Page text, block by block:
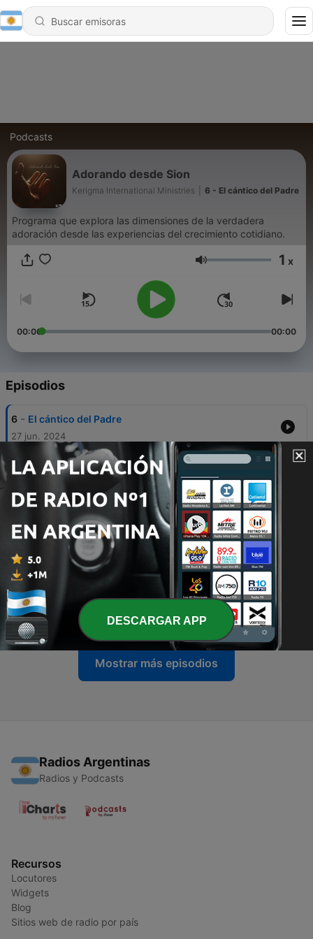
Podcasts
Adorando desde Sion
Kerigma International Ministries 6 - El cántico del Padre
Programa que explora las dimensiones de la verdadera
adoración desde las experiencias del crecimiento cotidiano.
Volumen 1 x
00:00 00:00
Episodios
6 - El cántico del Padre
27 jun. 2024
5 - El cántico de los hijos
4 - El cántico de la creación
17 nov. 2022
3 El cántico de Jesucristo
11 nov. 2022
2 - Adorando en la Verdad
04 nov. 2022
Mostrar más episodios
Radios Argentinas
Radios y Podcasts
Recursos
Locutores
Widgets
Blog
Sitios web de radio por país
DESCARGAR APP